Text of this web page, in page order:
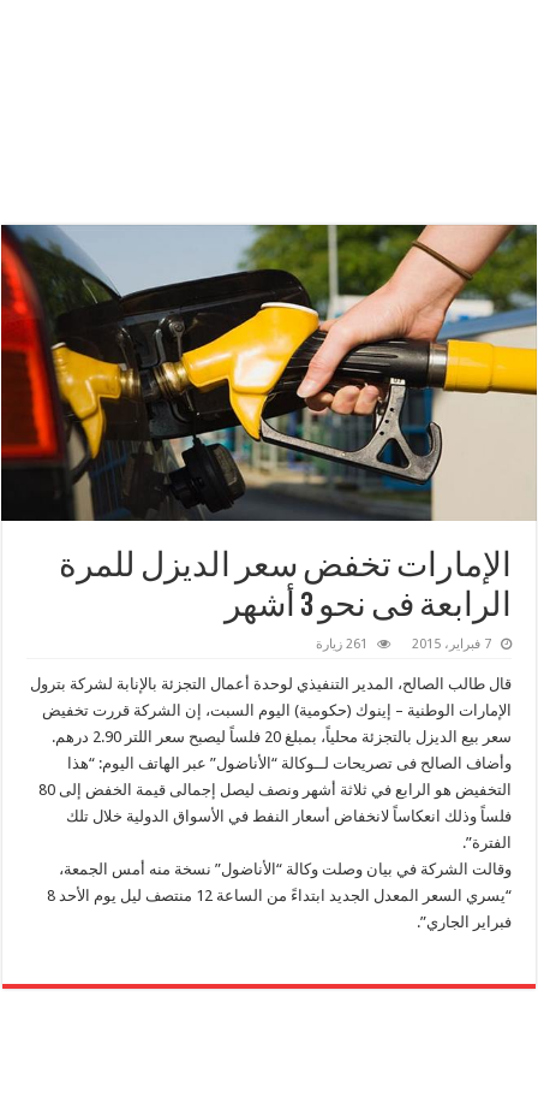
الإمارات‬ تخفض سعر الديزل للمرة
الرابعة فى نحو 3 أشهر
7 فبراير، 2015 261 زيارة
قال طالب الصالح، المدير التنفيذي لوحدة أعمال التجزئة بالإنابة لشركة بترول
الإمارات الوطنية – إينوك (حكومية) اليوم السبت، إن الشركة قررت تخفيض
سعر بيع الديزل بالتجزئة محلياً، بمبلغ 20 فلساً ليصبح سعر اللتر 2.90 درهم.
وأضاف الصالح فى تصريحات لــوكالة “الأناضول” عبر الهاتف اليوم: “هذا
التخفيض هو الرابع في ثلاثة أشهر ونصف ليصل إجمالى قيمة الخفض إلى 80
فلساً وذلك انعكاساً لانخفاض أسعار النفط في الأسواق الدولية خلال تلك
الفترة”.
وقالت الشركة في بيان وصلت وكالة “الأناضول” نسخة منه أمس الجمعة،
“يسري السعر المعدل الجديد ابتداءً من الساعة 12 منتصف ليل يوم الأحد 8
فبراير الجاري”.